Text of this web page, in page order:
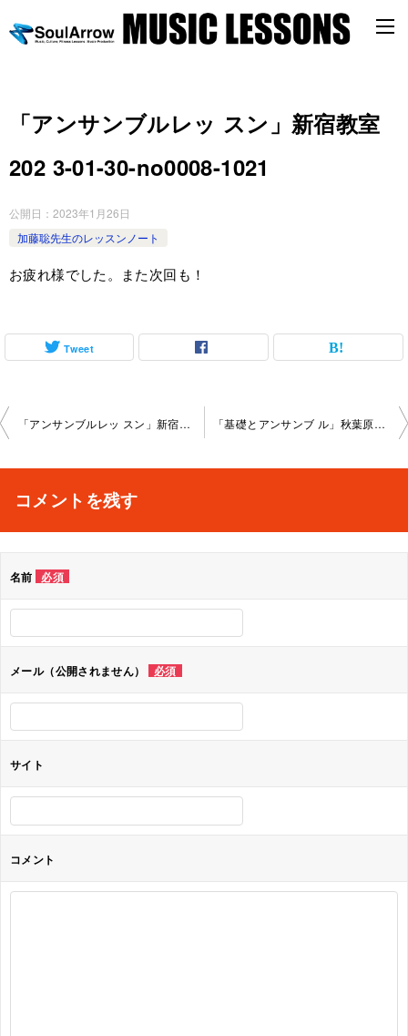
「アンサンブルレッ スン」新宿教室
202 3-01-30-no0008-1021
公開日： 2023年1月26日
加藤聡先生のレッスンノート
お疲れ様でした。また次回も！
Tweet
投
ビ
シ
ョ
ン
「アンサンブルレッ スン」新宿教室202 3-01-30-no0008-1021 「基礎とアンサンブ ル」秋葉原教室202 2-02-08-no0008-1024
コメントを残す
名前 必須
メール（公開されません） 必須
サイト
コメント